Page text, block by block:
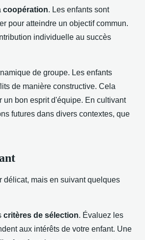
coopération. Les enfants sont
pour atteindre un objectif commun.
individuelle au succès
de groupe. Les enfants
de manière constructive. Cela
bon esprit d'équipe. En cultivant
futures dans divers contextes, que
mais en suivant quelques
critères de sélection. Évaluez les
aux intérêts de votre enfant. Une